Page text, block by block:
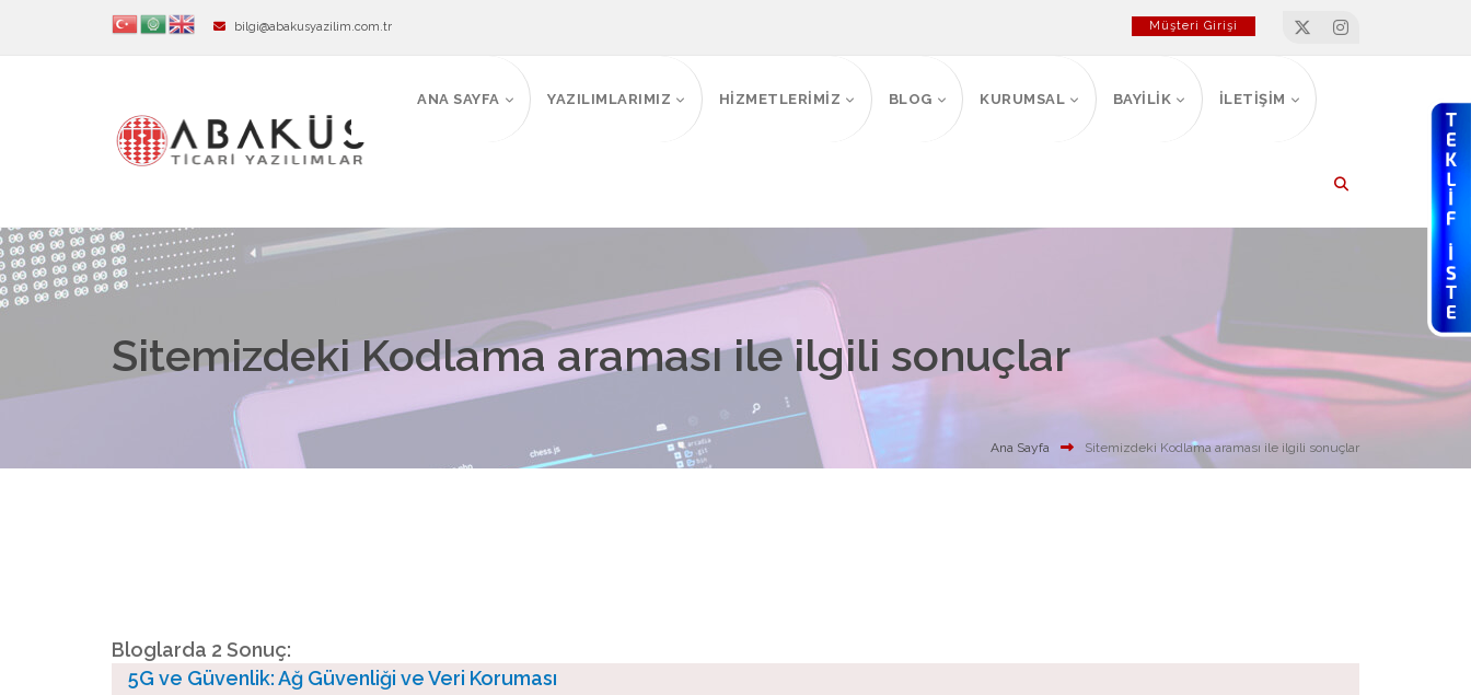
bilgi@abakusyazilim.com.tr Müşteri Girişi
ANA SAYFA YAZILIMLARIMIZ HİZMETLERİMİZ BLOG KURUMSAL BAYİLİK İLETİŞİM
Sitemizdeki Kodlama araması ile ilgili sonuçlar
Ana Sayfa Sitemizdeki Kodlama araması ile ilgili sonuçlar
Bloglarda 2 Sonuç:
5G ve Güvenlik: Ağ Güvenliği ve Veri Koruması